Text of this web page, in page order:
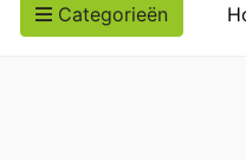
Categorieën